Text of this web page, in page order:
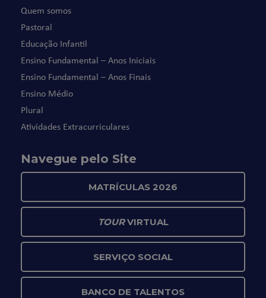
Quem somos
Pastoral
Educação Infantil
Ensino Fundamental – Anos Iniciais
Ensino Fundamental – Anos Finais
Ensino Médio
Plural
Atividades Extracurriculares
Navegue pelo Site
MATRÍCULAS 2026
TOURVIRTUAL
SERVIÇO SOCIAL
BANCO DE TALENTOS